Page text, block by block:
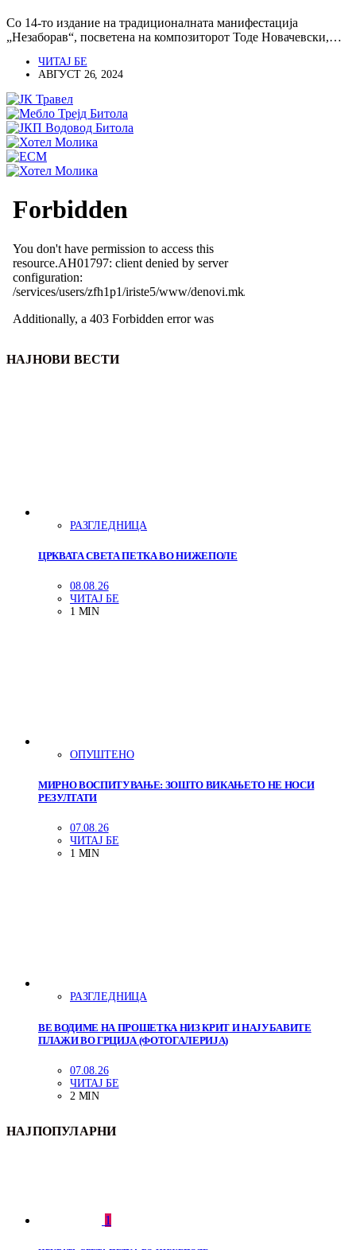
Со 14-то издание на традиционалната манифестација
„Незаборав“, посветена на композиторот Тоде Новачевски,…
ЧИТАЈ БЕ
АВГУСТ 26, 2024
НАЈНОВИ ВЕСТИ
РАЗГЛЕДНИЦА
ЦРКВАТА СВЕТА ПЕТКА ВО НИЖЕПОЛЕ
08.08.26
ЧИТАЈ БЕ
1 MIN
ОПУШТЕНО
МИРНО ВОСПИТУВАЊЕ: ЗОШТО ВИКАЊЕТО НЕ НОСИ
РЕЗУЛТАТИ
07.08.26
ЧИТАЈ БЕ
1 MIN
РАЗГЛЕДНИЦА
ВЕ ВОДИМЕ НА ПРОШЕТКА НИЗ КРИТ И НАЈУБАВИТЕ
ПЛАЖИ ВО ГРЦИЈА (ФОТОГАЛЕРИЈА)
07.08.26
ЧИТАЈ БЕ
2 MIN
НАЈПОПУЛАРНИ
1